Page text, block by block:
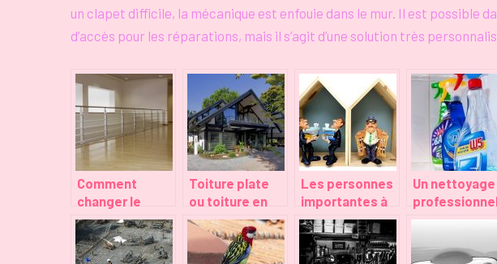
un clapet difficile, la mécanique est enfouie dans le mur. Il est possible
d’accès pour les réparations, mais il s’agit d’une solution très
Comment
changer le
revêtement
d’un sol en
carreaux sans
Toiture plate
ou toiture en
pente pour une
maison
moderne?
Les personnes
importantes à
prévenir en cas
de
déménagement
Un nettoyage
pour une
impeccable